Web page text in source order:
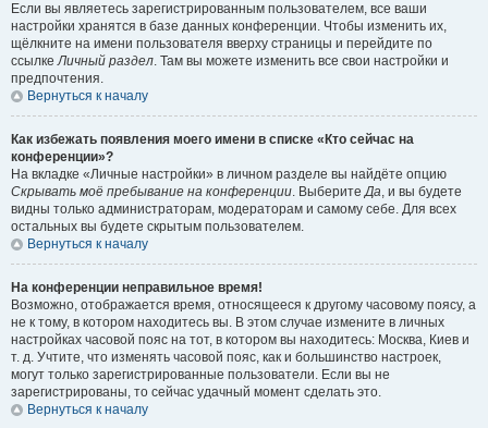
Если вы являетесь зарегистрированным пользователем, все ваши
настройки хранятся в базе данных конференции. Чтобы изменить их,
щёлкните на имени пользователя вверху страницы и перейдите по
ссылкеЛичный раздел. Там вы можете изменить все свои настройки и
предпочтения.
Вернуться к началу
Как избежать появления моего имени в списке «Кто сейчас на
конференции»?
На вкладке «Личные настройки» в личном разделе вы найдёте опцию
Скрывать моё пребывание на конференции. ВыберитеДа, и вы будете
видны только администраторам, модераторам и самому себе. Для всех
остальных вы будете скрытым пользователем.
Вернуться к началу
На конференции неправильное время!
Возможно, отображается время, относящееся к другому часовому поясу, а
не к тому, в котором находитесь вы. В этом случае измените в личных
настройках часовой пояс на тот, в котором вы находитесь: Москва, Киев и
т. д. Учтите, что изменять часовой пояс, как и большинство настроек,
могут только зарегистрированные пользователи. Если вы не
зарегистрированы, то сейчас удачный момент сделать это.
Вернуться к началу